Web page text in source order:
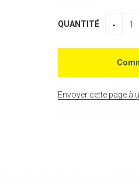
QUANTITÉ
Envoyer cette page à